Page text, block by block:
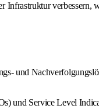
verbessern,
und
und Service Level